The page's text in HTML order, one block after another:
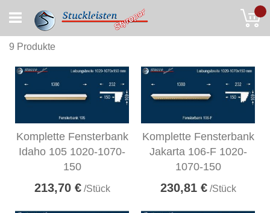
to
Content
9 Produkte
Komplette Fensterbank
Idaho 105 1020-1070-
150
213,70 €/Stück
Komplette Fensterbank
Jakarta 106-F 1020-
1070-150
230,81 €/Stück